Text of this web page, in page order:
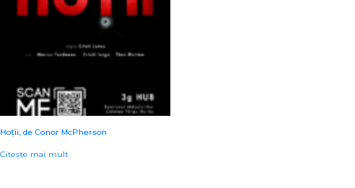
Hoții, de Conor McPherson
Citește mai mult